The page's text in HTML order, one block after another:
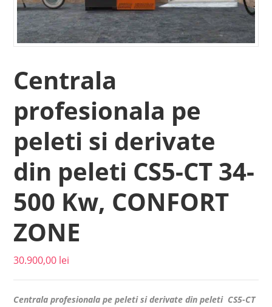
Centrala
profesionala pe
peleti si derivate
din peleti CS5-CT 34-
500 Kw, CONFORT
ZONE
30.900,00 lei
Centrala profesionala pe peleti si derivate din peleti CS5-CT